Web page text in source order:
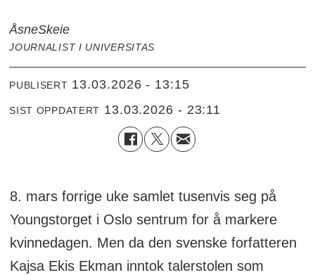
ÅsneSkeie
JOURNALIST I UNIVERSITAS
PUBLISERT 13.03.2026 - 13:15
SIST OPPDATERT 13.03.2026 - 23:11
8. mars forrige uke samlet tusenvis seg på
Youngstorget i Oslo sentrum for å markere
kvinnedagen. Men da den svenske forfatteren
Kajsa Ekis Ekman inntok talerstolen som